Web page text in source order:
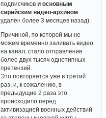
подписчикови основным
сирийским видео-архивом
удалён более 3 месяцев назад).
Причиной, по которой мы не
можем временно заливать видео
на канал, стало отправление
более двух тысяч однотипных
претензий.
Это повторяется уже в третий
раз, и, к сожалению, в
предыдущие 2 раза это
происходило перед
активизацией военных действий